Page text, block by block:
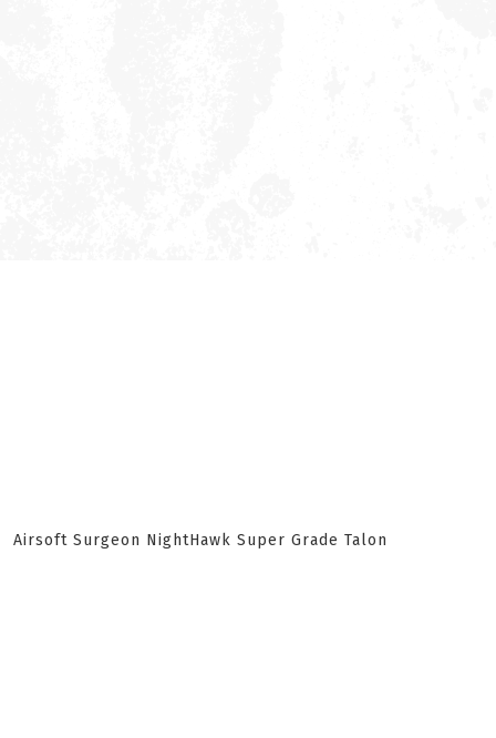
Airsoft Surgeon NightHawk Super Grade Talon